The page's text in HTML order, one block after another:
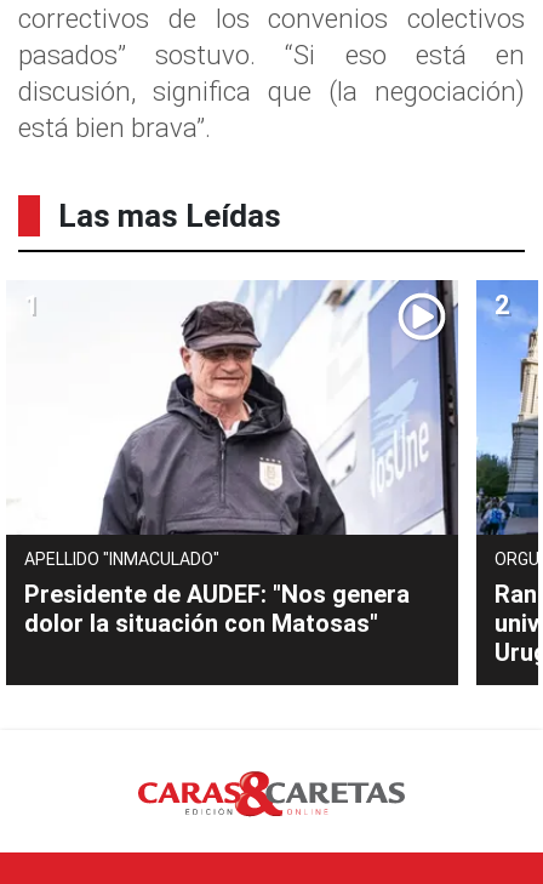
correctivos de los convenios colectivos
pasados” sostuvo. “Si eso está en
discusión, significa que (la negociación)
está bien brava”.
Las mas Leídas
APELLIDO "INMACULADO"
Presidente de AUDEF: "Nos genera
dolor la situación con Matosas"